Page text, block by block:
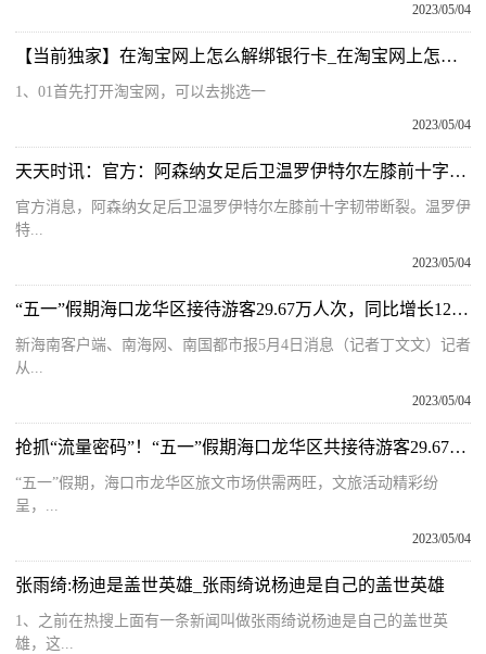
2023/05/04
【当前独家】在淘宝网上怎么解绑银行卡_在淘宝网上怎么买东西
1、01首先打开淘宝网，可以去挑选一
2023/05/04
天天时讯：官方：阿森纳女足后卫温罗伊特尔左膝前十字韧带断裂
官方消息，阿森纳女足后卫温罗伊特尔左膝前十字韧带断裂。温罗伊
特...
2023/05/04
“五一”假期海口龙华区接待游客29.67万人次，同比增长124.79％_今日热讯
新海南客户端、南海网、南国都市报5月4日消息（记者丁文文）记者
从...
2023/05/04
抢抓“流量密码”！“五一”假期海口龙华区共接待游客29.67万人次 实时焦点
“五一”假期，海口市龙华区旅文市场供需两旺，文旅活动精彩纷
呈，...
2023/05/04
张雨绮:杨迪是盖世英雄_张雨绮说杨迪是自己的盖世英雄
1、之前在热搜上面有一条新闻叫做张雨绮说杨迪是自己的盖世英
雄，这...